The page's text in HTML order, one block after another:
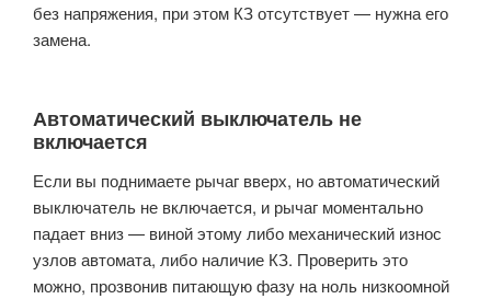
без напряжения, при этом КЗ отсутствует — нужна его
замена.
Автоматический выключатель не
включается
Если вы поднимаете рычаг вверх, но автоматический
выключатель не включается, и рычаг моментально
падает вниз — виной этому либо механический износ
узлов автомата, либо наличие КЗ. Проверить это
можно, прозвонив питающую фазу на ноль низкоомной